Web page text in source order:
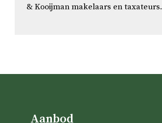
& Kooijman makelaars en taxateurs.
Aanbod